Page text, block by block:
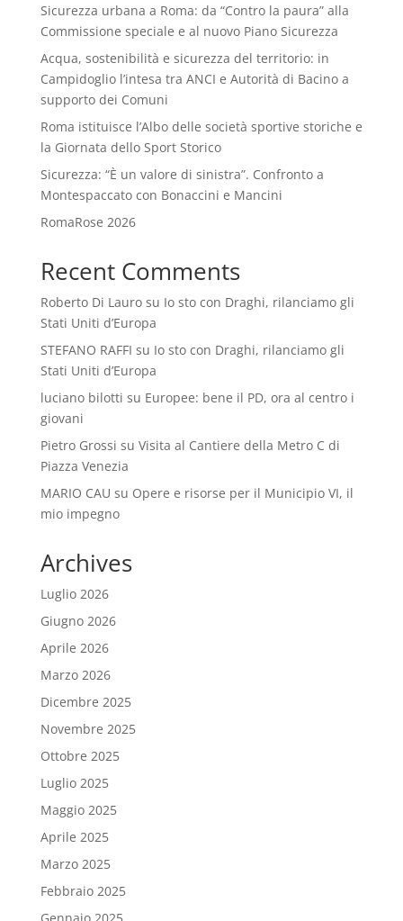
Sicurezza urbana a Roma: da “Contro la paura” alla
Commissione speciale e al nuovo Piano Sicurezza
Acqua, sostenibilità e sicurezza del territorio: in
Campidoglio l’intesa tra ANCI e Autorità di Bacino a
supporto dei Comuni
Roma istituisce l’Albo delle società sportive storiche e
la Giornata dello Sport Storico
Sicurezza: “È un valore di sinistra”. Confronto a
Montespaccato con Bonaccini e Mancini
RomaRose 2026
Recent Comments
Roberto Di Laurosu Io sto con Draghi, rilanciamo gli
Stati Uniti d’Europa
STEFANO RAFFI su Io sto con Draghi, rilanciamo gli
Stati Uniti d’Europa
luciano bilotti su Europee: bene il PD, ora al centro i
giovani
Pietro Grossi su Visita al Cantiere della Metro C di
Piazza Venezia
MARIO CAU su Opere e risorse per il Municipio VI, il
mio impegno
Archives
Luglio 2026
Giugno 2026
Aprile 2026
Marzo 2026
Dicembre 2025
Novembre 2025
Ottobre 2025
Luglio 2025
Maggio 2025
Aprile 2025
Marzo 2025
Febbraio 2025